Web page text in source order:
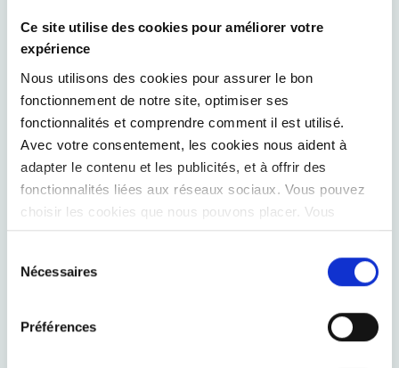
Ce site utilise des cookies pour améliorer votre
expérience
Nous utilisons des cookies pour assurer le bon
fonctionnement de notre site, optimiser ses
fonctionnalités et comprendre comment il est utilisé.
Avec votre consentement, les cookies nous aident à
adapter le contenu et les publicités, et à offrir des
fonctionnalités liées aux réseaux sociaux. Vous pouvez
choisir les cookies que nous pouvons placer. Vous
pouvez modifier vos préférences à tout moment.
Nécessaires
Préférences
à temps les obstacles lors du démarrage des modules.
Grâce à un soutien à la mise en place de modules
spécifiques, des compétences particulières en matière de
conception de processus et de communication sont
ajoutées à l’équipe de mise en place.
ÉCRIT PAR
Thomas Haspeslagh